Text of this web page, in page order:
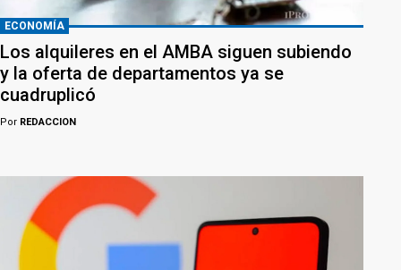
ECONOMÍA
Los alquileres en el AMBA siguen subiendo
y la oferta de departamentos ya se
cuadruplicó
Por REDACCION